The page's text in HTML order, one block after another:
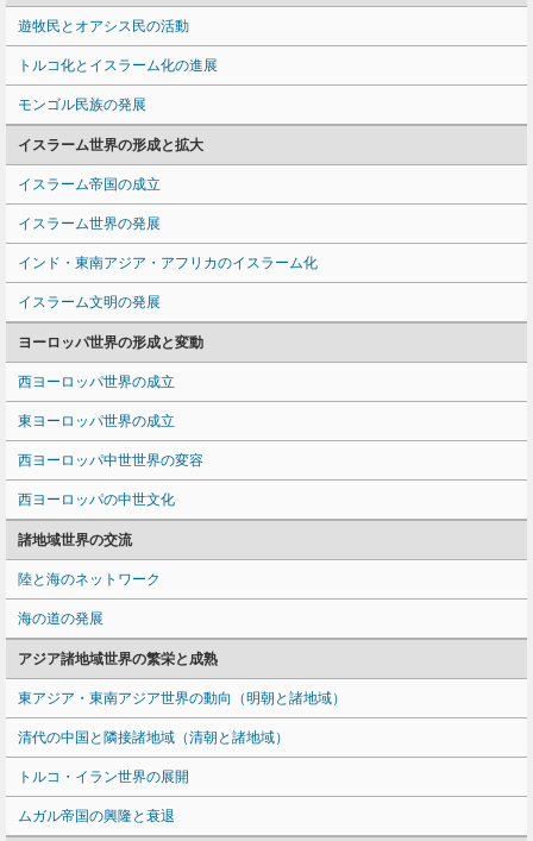
遊牧民とオアシス民の活動
トルコ化とイスラーム化の進展
モンゴル民族の発展
イスラーム世界の形成と拡大
イスラーム帝国の成立
イスラーム世界の発展
インド・東南アジア・アフリカのイスラーム化
イスラーム文明の発展
ヨーロッパ世界の形成と変動
西ヨーロッパ世界の成立
東ヨーロッパ世界の成立
西ヨーロッパ中世世界の変容
西ヨーロッパの中世文化
諸地域世界の交流
陸と海のネットワーク
海の道の発展
アジア諸地域世界の繁栄と成熟
東アジア・東南アジア世界の動向（明朝と諸地域）
清代の中国と隣接諸地域（清朝と諸地域）
トルコ・イラン世界の展開
ムガル帝国の興隆と衰退